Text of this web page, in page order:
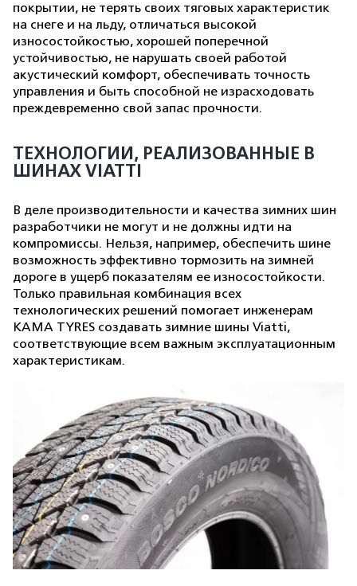
покрытии, не терять своих тяговых характеристик
на снеге и на льду, отличаться высокой
износостойкостью, хорошей поперечной
устойчивостью, не нарушать своей работой
акустический комфорт, обеспечивать точность
управления и быть способной не израсходовать
преждевременно свой запас прочности.
ТЕХНОЛОГИИ, РЕАЛИЗОВАННЫЕ В
ШИНАХ VIATTI
В деле производительности и качества зимних шин
разработчики не могут и не должны идти на
компромиссы. Нельзя, например, обеспечить шине
возможность эффективно тормозить на зимней
дороге в ущерб показателям ее износостойкости.
Только правильная комбинация всех
технологических решений помогает инженерам
KAMA TYRES создавать зимние шины Viatti,
соответствующие всем важным эксплуатационным
характеристикам.